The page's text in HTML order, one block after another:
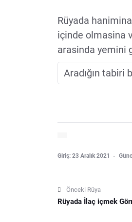
Rüyada
içinde olmasina
arasinda yemini
Giriş: 23 Aralık 2021
Önceki Rüya
Rüyada İlaç içmek